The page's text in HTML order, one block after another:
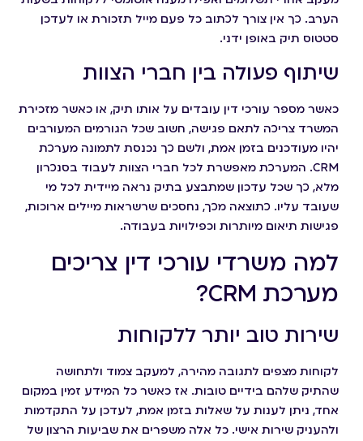
הערב. כך אין צורך לכתוב כל פעם מייל תזכורת או לעדכן
סטטוס תיק באופן ידני.
שיתוף פעולה בין חברי הצוות
כאשר מספר עורכי דין עובדים על אותו תיק, או כאשר מזכירת
המשרד צריכה לתאם פגישה, חשוב שכל הגורמים המעורבים
יהיו מעודכנים בזמן אמת, ולשם כך נכנסת לתמונה מערכת
CRM. המערכת מאפשרת לכל חברי הצוות לעבוד בסנכרון
מלא, כך שכל עדכון שמתבצע בתיק נראה מיידית לכל מי
שעובד עליו. כתוצאה מכך, נחסכים שרשראות מיילים ארוכות,
פגישות תיאום מיותרות וכפילויות בעבודה.
למה משרדי עורכי דין צריכים
מערכת CRM?
שירות טוב יותר ללקוחות
לקוחות מצפים לתגובה מהירה, למעקב צמוד ולתחושה
שהתיק שלהם בידיים טובות. אז כאשר כל המידע זמין במקום
אחד, ניתן לענות על שאלות בזמן אמת, לעדכן על התקדמות
ולהעניק שירות אישי. כל אלה משפרים את שביעות הרצון של